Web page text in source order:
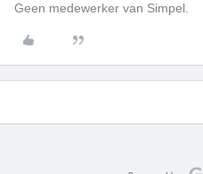
Geen medewerker van Simpel.